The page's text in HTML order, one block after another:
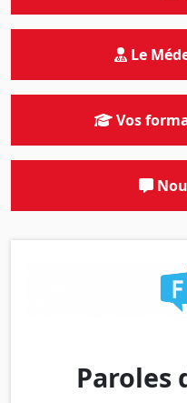
Paroles
Le
Vos